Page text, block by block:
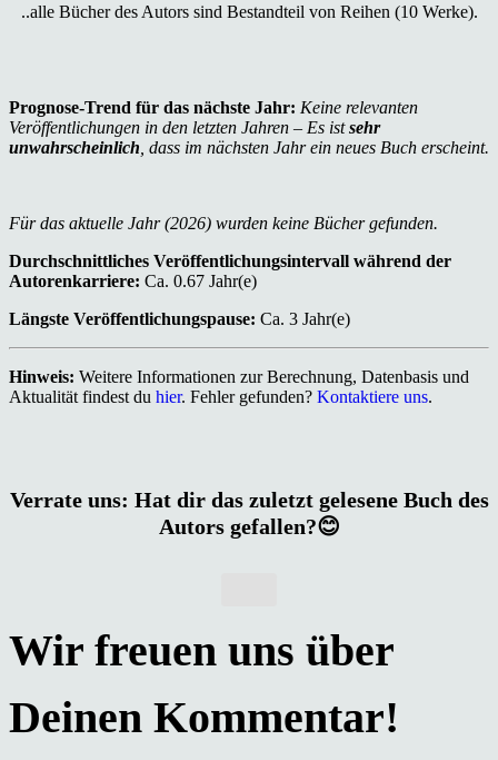
..alle Bücher des Autors sind Bestandteil von Reihen (10 Werke).
Prognose-Trend für das nächste Jahr: Keine relevanten
Veröffentlichungen in den letzten Jahren – Es istsehr
unwahrscheinlich , dass im nächsten Jahr ein neues Buch erscheint.
Für das aktuelle Jahr (2026) wurden keine Bücher gefunden.
Durchschnittliches Veröffentlichungsintervall während der
Autorenkarriere: Ca. 0.67 Jahr(e)
Längste Veröffentlichungspause: Ca. 3 Jahr(e)
Hinweis: Weitere Informationen zur Berechnung, Datenbasis und
Aktualität findest du hier. Fehler gefunden? Kontaktiere uns.
Verrate uns: Hat dir das zuletzt gelesene Buch des
Autors gefallen?😊